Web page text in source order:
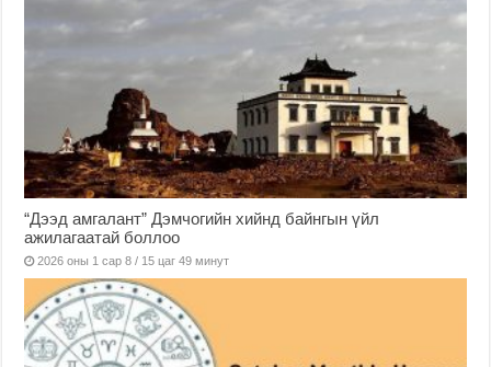
“Дээд амгалант” Дэмчогийн хийнд байнгын үйл
ажилагаатай боллоо
2026 оны 1 сар 8 / 15 цаг 49 минут